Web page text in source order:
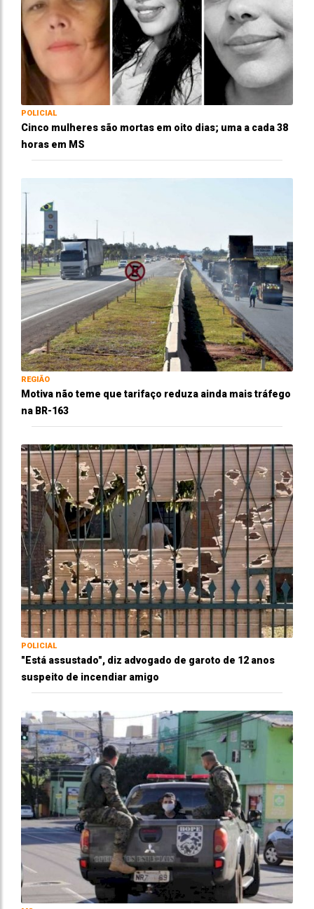
POLICIAL
Cinco mulheres são mortas em oito dias; uma a cada 38
horas em MS
REGIÃO
Motiva não teme que tarifaço reduza ainda mais tráfego
na BR-163
POLICIAL
"Está assustado", diz advogado de garoto de 12 anos
suspeito de incendiar amigo